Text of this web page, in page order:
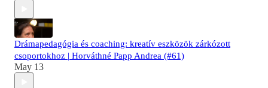
Drámapedagógia és coaching: kreatív eszközök zárkózott
csoportokhoz | Horváthné Papp Andrea (#61)
May 13